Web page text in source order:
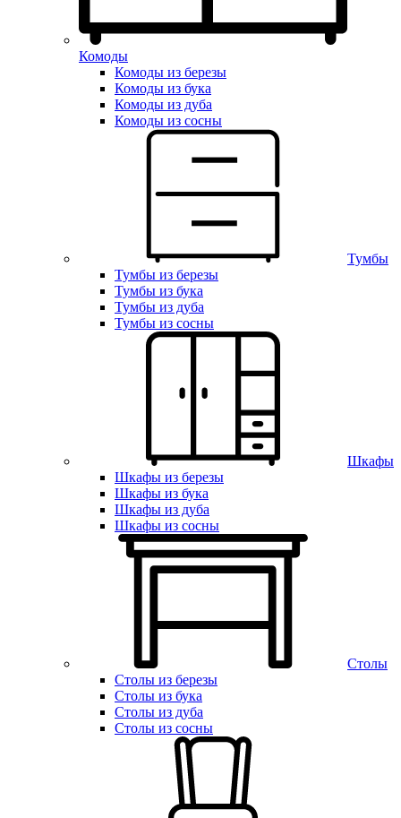
Комоды
Комоды из березы
Комоды из бука
Комоды из дуба
Комоды из сосны
Тумбы
Тумбы из березы
Тумбы из бука
Тумбы из дуба
Тумбы из сосны
Шкафы
Шкафы из березы
Шкафы из бука
Шкафы из дуба
Шкафы из сосны
Столы
Столы из березы
Столы из бука
Столы из дуба
Столы из сосны